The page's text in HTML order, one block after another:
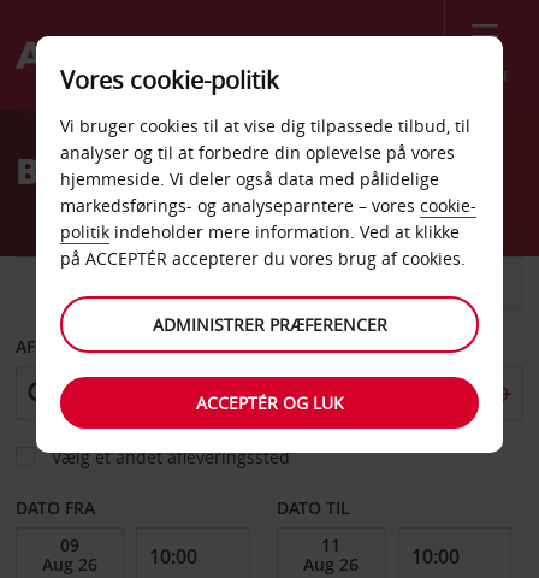
Menu
Welcome
AvisBilleje Troy Clawson
AFHENT FRA
Vælg et andet afleveringssted
DATO FRA DATO TIL
Vores cookie-politik
Vi bruger cookies til at vise dig tilpassede tilbud, til
analyser og til at forbedre din oplevelse på vores
hjemmeside. Vi deler også data med pålidelige
markedsførings- og analyseparntere – vores cookie-
politik indeholder mere information. Ved at klikke
på ACCEPTÉR accepterer du vores brug af cookies.
ADMINISTRER PRÆFERENCER
ACCEPTÉR OG LUK